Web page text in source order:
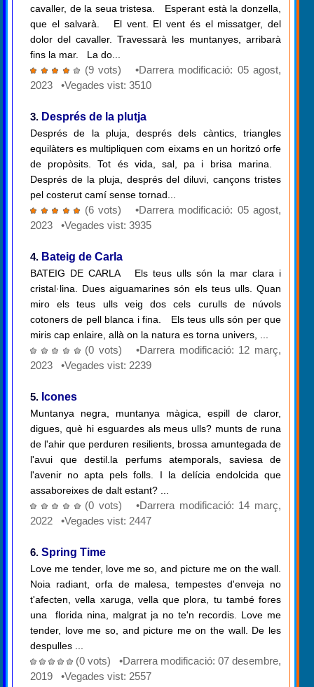
cavaller, de la seua tristesa. Esperant està la donzella,
que el salvarà. El vent. El vent és el missatger, del
dolor del cavaller. Travessarà les muntanyes, arribarà
fins la mar. La do...
(9 vots) •Darrera modificació: 05 agost,
2023 •Vegades vist: 3510
3. Després de la plutja
Després de la pluja, després dels càntics, triangles
equilàters es multipliquen com eixams en un horitzó orfe
de propòsits. Tot és vida, sal, pa i brisa marina.
Després de la pluja, després del diluvi, cançons tristes
pel costerut camí sense tornad...
(6 vots) •Darrera modificació: 05 agost,
2023 •Vegades vist: 3935
4. Bateig de Carla
BATEIG DE CARLA Els teus ulls són la mar clara i
cristal·lina. Dues aiguamarines són els teus ulls. Quan
miro els teus ulls veig dos cels curulls de núvols
cotoners de pell blanca i fina. Els teus ulls són per que
miris cap enlaire, allà on la natura es torna univers, ...
(0 vots) •Darrera modificació: 12 març,
2023 •Vegades vist: 2239
5. Icones
Muntanya negra, muntanya màgica, espill de claror,
digues, què hi esguardes als meus ulls? munts de runa
de l'ahir que perduren resilients, brossa amuntegada de
l'avui que destil.la perfums atemporals, saviesa de
l'avenir no apta pels folls. I la delícia endolcida que
assaboreixes de dalt estant? ...
(0 vots) •Darrera modificació: 14 març,
2022 •Vegades vist: 2447
6. Spring Time
​ Love me tender, love me so, and picture me on the wall.
Noia radiant, orfa de malesa, tempestes d'enveja no
t'afecten, vella xaruga, vella que plora, tu també fores
una florida nina, malgrat ja no te'n recordis. Love me
tender, love me so, and picture me on the wall. De les
despulles ...
(0 vots) •Darrera modificació: 07 desembre,
2019 •Vegades vist: 2557